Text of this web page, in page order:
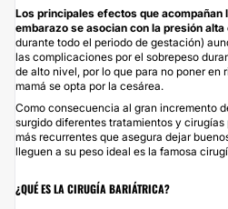
Los principales efectos que acompañan
embarazo se asocian con la presión alta
durante todo el periodo de gestación)
las complicaciones por el sobrepeso
de alto nivel, por lo que para no poner en
mamá se opta por la cesárea.
Como consecuencia al gran incremento
surgido diferentes tratamientos y
más recurrentes que asegura dejar
lleguen a su peso ideal es la famosa
¿QUÉ ES LA CIRUGÍA BARIÁTRICA?